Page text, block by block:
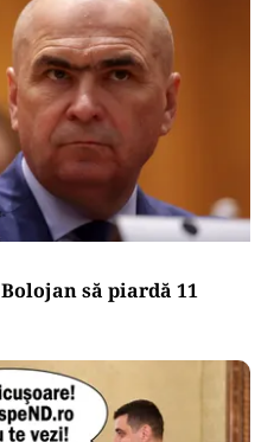
să piardă 11